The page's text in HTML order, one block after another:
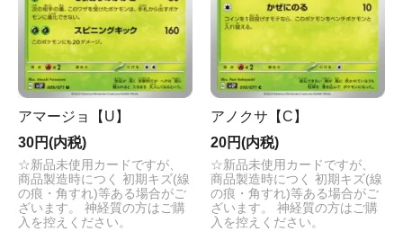
アマージョ【U】
30円(内税)
☆新品未使用カードですが、
商品製造時につく 初期キズ(線
の痕・角すれ)等ある場合がご
ざいます。 神経質の方はご購
入を控えください。
アノクサ【C】
20円(内税)
☆新品未使用カードですが、
商品製造時につく 初期キズ(線
の痕・角すれ)等ある場合がご
ざいます。 神経質の方はご購
入を控えください。